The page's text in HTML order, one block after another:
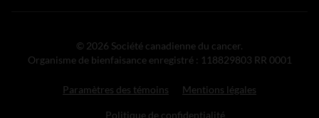
© 2026 Société canadienne du cancer.
Organisme de bienfaisance enregistré : 118829803 RR 0001
Paramètres des témoins Mentions légales
Politique de confidentialité